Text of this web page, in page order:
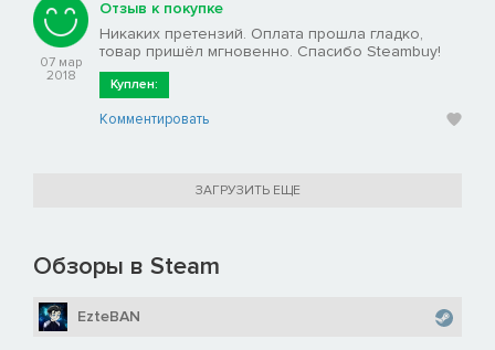
07 мар
2018
Отзыв к покупке
Никаких претензий. Оплата прошла гладко,
товар пришёл мгновенно. Спасибо Steambuy!
Куплен:
Комментировать
ЗАГРУЗИТЬ ЕЩЕ
Обзоры в Steam
EzteBAN